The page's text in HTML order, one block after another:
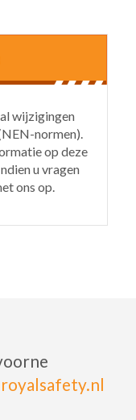
wijzigingen
normen).
op deze
u vragen
ons op.